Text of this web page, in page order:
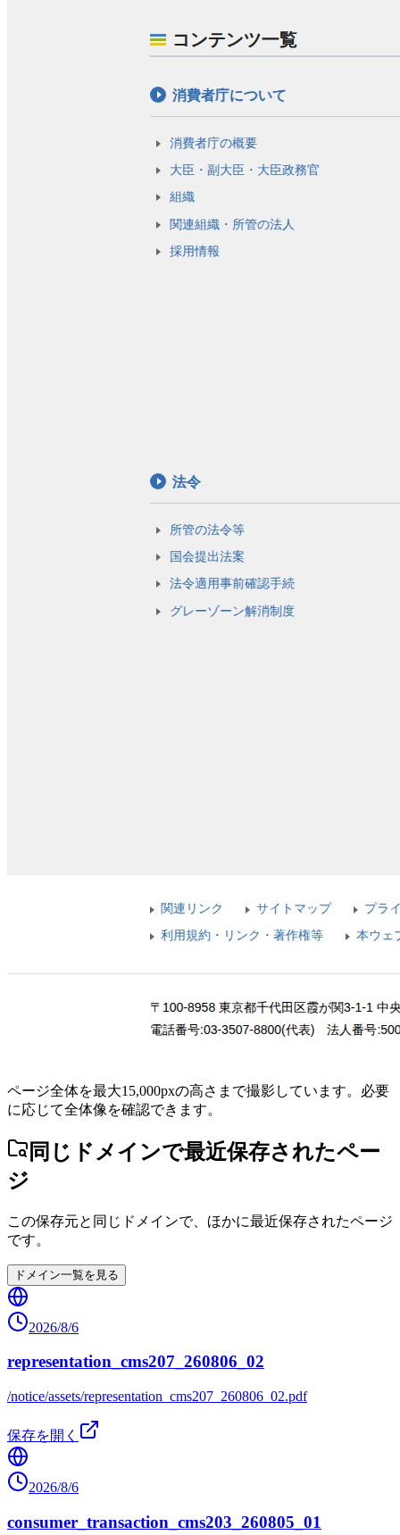
ページ全体を最大15,000pxの高さまで撮影しています。必要
に応じて全体像を確認できます。
同じドメインで最近保存されたペー
ジ
この保存元と同じドメインで、ほかに最近保存されたページ
です。
ドメイン一覧を見る
2026/8/6
representation_cms207_260806_02
/notice/assets/representation_cms207_260806_02.pdf
保存を開く
2026/8/6
consumer_transaction_cms203_260805_01